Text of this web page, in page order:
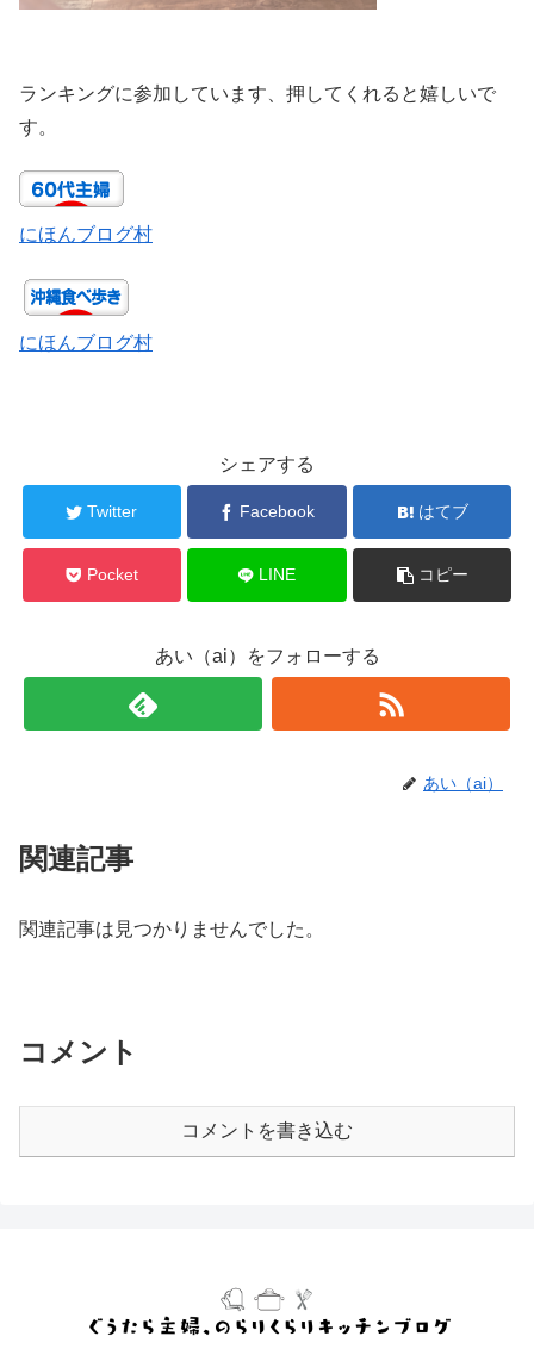
ランキングに参加しています、押してくれると嬉しいで
す。
にほんブログ村
にほんブログ村
シェアする
Twitter Facebook はてブ
Pocket LINE コピー
あい（ai）をフォローする
あい（ai）
関連記事
関連記事は見つかりませんでした。
コメント
コメントを書き込む